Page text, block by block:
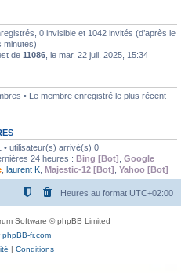
0 invisible et 1042 invités (d’après le
minutes)
de 11086 , le mar. 22 juil. 2025, 15:34
• Le membre enregistré le plus récent
• utilisateur(s) arrivé(s) 0
24 heures : Bing [Bot] Google
laurent K Majestic-12 [Bot] Yahoo [Bot]
Heures au format UTC+02:00
Software © phpBB Limited
phpBB-fr.com
| Conditions